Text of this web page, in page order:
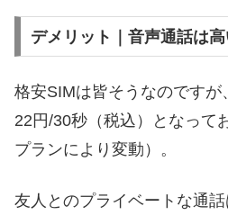
デメリット｜音声通話は
格安SIMは皆そうなのですが
22円/30秒（税込）となって
プランにより変動）。
友人とのプライベートな通